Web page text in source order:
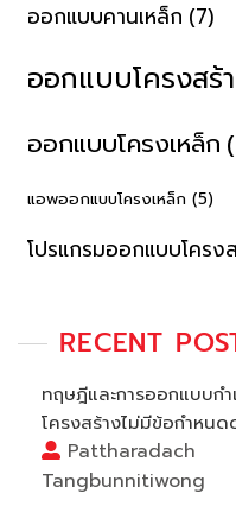
ออกแบบคานเหล็ก (7)
ออกแบบโครงสร้
ออกแบบโครงเหล็ก
แอพออกแบบโครงเหล็ก (5)
โปรแกรมออกแบบโครง
RECENT
ทฤษฎีและการออกแบบก
โครงสร้างไม่มีข้อกำหน
Pattharadach
Tangbunnitiwong